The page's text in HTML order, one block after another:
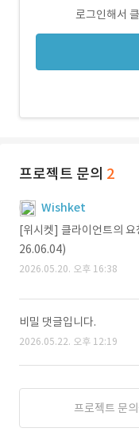
로그인해서
프로젝트 문의 2
Wishket
[위시켓] 클라이언트의
26.06.04)
2026.05.20. 오후 16:38
비밀 댓글입니다.
2026.05.22. 오후 12:19
프로젝트 문